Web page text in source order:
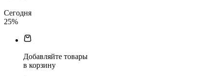
Сегодня
25%
Добавляйте товары
в корзину